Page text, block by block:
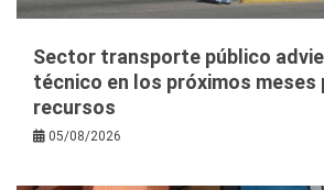
Sector transporte público
técnico en los próximos
recursos
05/08/2026